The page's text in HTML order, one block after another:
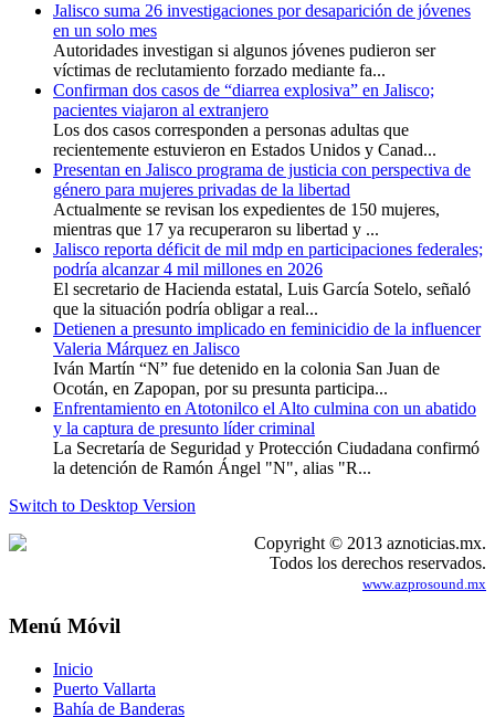
Jalisco suma 26 investigaciones por desaparición de jóvenes
en un solo mes
Autoridades investigan si algunos jóvenes pudieron ser
víctimas de reclutamiento forzado mediante fa...
Confirman dos casos de “diarrea explosiva” en Jalisco;
pacientes viajaron al extranjero
Los dos casos corresponden a personas adultas que
recientemente estuvieron en Estados Unidos y Canad...
Presentan en Jalisco programa de justicia con perspectiva de
género para mujeres privadas de la libertad
Actualmente se revisan los expedientes de 150 mujeres,
mientras que 17 ya recuperaron su libertad y ...
Jalisco reporta déficit de mil mdp en participaciones federales;
podría alcanzar 4 mil millones en 2026
El secretario de Hacienda estatal, Luis García Sotelo, señaló
que la situación podría obligar a real...
Detienen a presunto implicado en feminicidio de la influencer
Valeria Márquez en Jalisco
Iván Martín “N” fue detenido en la colonia San Juan de
Ocotán, en Zapopan, por su presunta participa...
Enfrentamiento en Atotonilco el Alto culmina con un abatido
y la captura de presunto líder criminal
La Secretaría de Seguridad y Protección Ciudadana confirmó
la detención de Ramón Ángel "N", alias "R...
Switch to Desktop Version
Copyright © 2013 aznoticias.mx.
Todos los derechos reservados.
www.azprosound.mx
Menú Móvil
Inicio
Puerto Vallarta
Bahía de Banderas